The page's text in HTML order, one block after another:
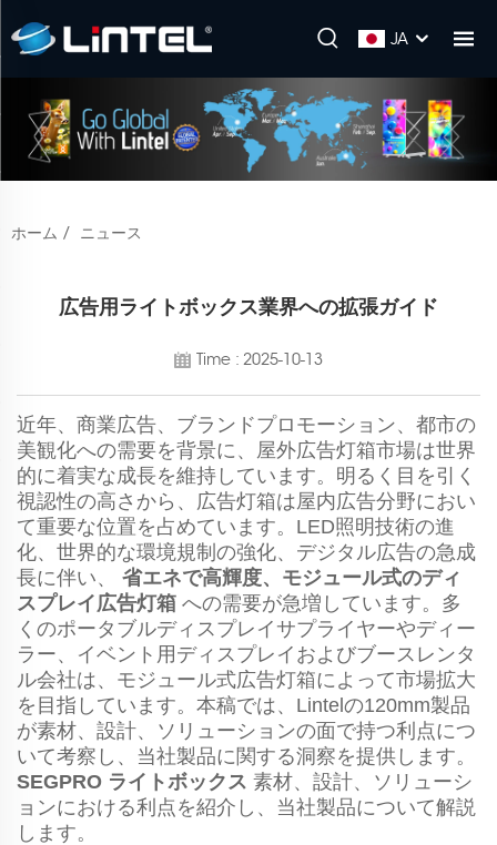
JA
ホーム / ニュース
広告用ライトボックス業界への拡張ガイド
Time : 2025-10-13
近年、商業広告、ブランドプロモーション、都市の
美観化への需要を背景に、屋外広告灯箱市場は世界
的に着実な成長を維持しています。明るく目を引く
視認性の高さから、広告灯箱は屋内広告分野におい
て重要な位置を占めています。LED照明技術の進
化、世界的な環境規制の強化、デジタル広告の急成
長に伴い、 省エネで高輝度、モジュール式のディ
スプレイ広告灯箱 への需要が急増しています。多
くのポータブルディスプレイサプライヤーやディー
ラー、イベント用ディスプレイおよびブースレンタ
ル会社は、モジュール式広告灯箱によって市場拡大
を目指しています。本稿では、Lintelの120mm製品
が素材、設計、ソリューションの面で持つ利点につ
いて考察し、当社製品に関する洞察を提供します。
SEGPRO ライトボックス 素材、設計、ソリューシ
ョンにおける利点を紹介し、当社製品について解説
します。